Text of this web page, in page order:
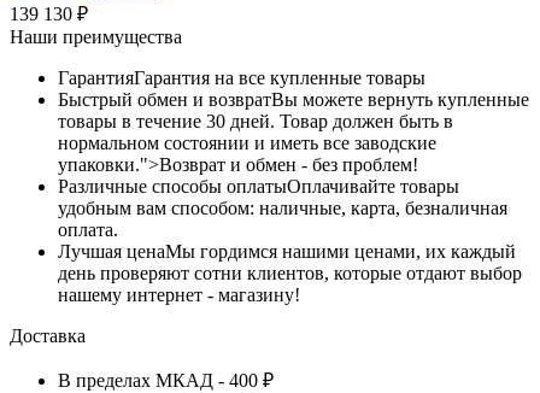
139 130 ₽
Наши преимущества
ГарантияГарантия на все купленные товары
Быстрый обмен и возвратВы можете вернуть купленные
товары в течение 30 дней. Товар должен быть в
нормальном состоянии и иметь все заводские
упаковки.">Возврат и обмен - без проблем!
Различные способы оплатыОплачивайте товары
удобным вам способом: наличные, карта, безналичная
оплата.
Лучшая ценаМы гордимся нашими ценами, их каждый
день проверяют сотни клиентов, которые отдают выбор
нашему интернет - магазину!
Доставка
В пределах МКАД - 400 ₽